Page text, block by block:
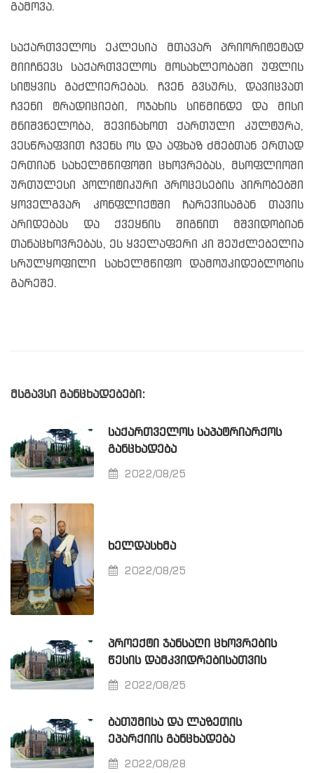
გამოვა.
საქართველოს ეკლესია მთავარ პრიორიტეტად
მიიჩნევს საქართველოს მოსახლეობაში უფლის
სიტყვის გაძლიერებას. ჩვენ გვსურს, დავიცვათ
ჩვენი ტრადიციები, ოჯახის სიწმინდე და მისი
მნიშვნელობა, შევინახოთ ქართული კულტურა,
ვესწრაფვით ჩვენს ოს და აფხაზ ძმებთან ერთად
ერთიან სახელმწიფოში ცხოვრებას, მსოფლიოში
ურთულესი პოლიტიკური პროცესების პირობებში
ყოველგვარ კონფლიქტში ჩარევისაგან თავის
არიდებას და ქვეყნის შიგნით მშვიდობიან
თანაცხოვრებას, ეს ყველაფერი კი შეუძლებელია
სრულყოფილი სახელმწიფო დამოუკიდებლობის
გარეშე.
მსგავსი განცხადებები:
ᲡᲐᲥᲐᲠᲗᲕᲔᲚᲝᲡ ᲡᲐᲞᲐᲢᲠᲘᲐᲠᲥᲝᲡ
ᲒᲐᲜᲪᲮᲐᲓᲔᲑᲐ
2022/08/25
ᲮᲔᲚᲓᲐᲡᲮᲛᲐ
2022/08/25
ᲞᲠᲝᲔᲥᲢᲘ ᲯᲐᲜᲡᲐᲦᲘ ᲪᲮᲝᲕᲠᲔᲑᲘᲡ
ᲬᲔᲡᲘᲡ ᲓᲐᲛᲙᲕᲘᲓᲠᲔᲑᲘᲡᲐᲗᲕᲘᲡ
2022/08/25
ᲑᲐᲗᲣᲛᲘᲡᲐ ᲓᲐ ᲚᲐᲖᲔᲗᲘᲡ
ᲔᲞᲐᲠᲥᲘᲘᲡ ᲒᲐᲜᲪᲮᲐᲓᲔᲑᲐ
2022/08/28